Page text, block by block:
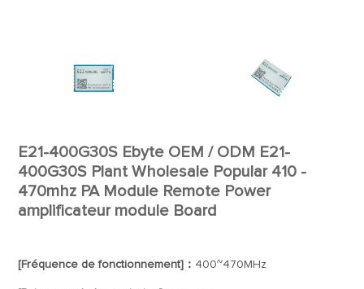
E21-400G30S Ebyte OEM / ODM E21-
400G30S Plant Wholesale Popular 410 -
470mhz PA Module Remote Power
amplificateur module Board
[Fréquence de fonctionnement]： 400~470MHz